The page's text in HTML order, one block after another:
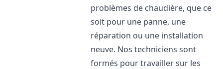
problèmes de chaudière, que ce
soit pour une panne, une
réparation ou une installation
neuve. Nos techniciens sont
formés pour travailler sur les